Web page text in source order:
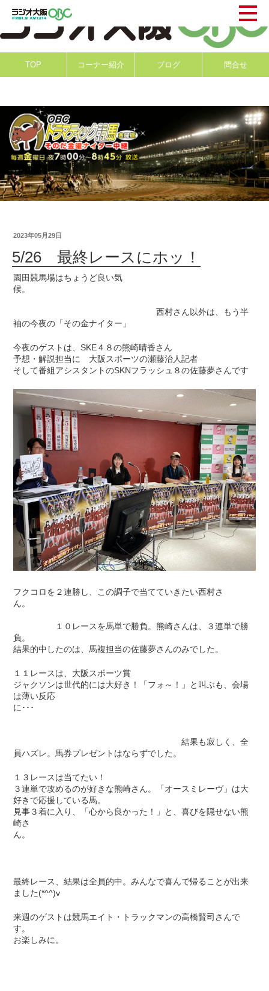
TOP コーナー紹介 ブログ 問合せ
2023年05月29日
5/26 最終レースにホッ！
園田競馬場はちょうど良い気
候。
西村さん以外は、もう半
袖の今夜の「その金ナイター」
今夜のゲストは、SKE４８の熊崎晴香さん
予想・解説担当に 大阪スポーツの瀬藤治人記者
そして番組アシスタントのSKNフラッシュ８の佐藤夢さんです
フクコロを２連勝し、この調子で当てていきたい西村さ
ん。
１０レースを馬単で勝負。熊崎さんは、３連単で勝
負。
結果的中したのは、馬複担当の佐藤夢さんのみでした。
１１レースは、大阪スポーツ賞
ジャクソンは世代的には大好き！「フォ～！」と叫ぶも、会場
は薄い反応
に･･･
結果も寂しく、全
員ハズレ。馬券プレゼントはならずでした。
１３レースは当てたい！
３連単で攻めるのが好きな熊崎さん。「オースミレーヴ」は大
好きで応援している馬。
見事３着に入り、「心から良かった！」と、喜びを隠せない熊
崎さ
ん。
最終レース、結果は全員的中。みんなで喜んで帰ることが出来
ました(*^^)v
来週のゲストは競馬エイト・トラックマンの高橋賢司さんで
す。
お楽しみに。